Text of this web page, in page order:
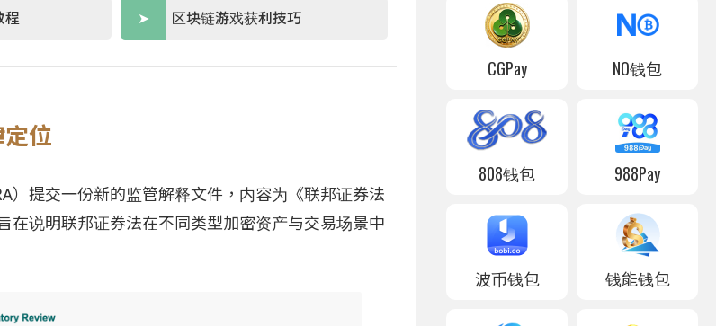
程 区块链游戏获利技巧
位
）提交一份新的监管解释文件，内容为《联邦证券法
在说明联邦证券法在不同类型加密资产与交易场景中
CGPay NO钱包
808钱包 988Pay
波币钱包 钱能钱包